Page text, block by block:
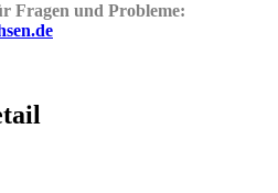
Fragen und Probleme: